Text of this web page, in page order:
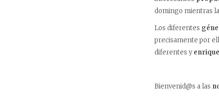
domingo mientras
Los diferentes
precisamente por
diferentes y
Bienvenid@s a las